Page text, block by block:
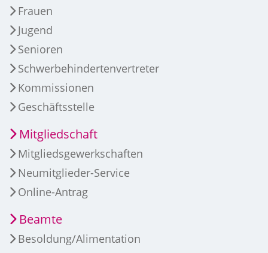
Frauen
Jugend
Senioren
Schwerbehindertenvertreter
Kommissionen
Geschäftsstelle
Mitgliedschaft
Mitgliedsgewerkschaften
Neumitglieder-Service
Online-Antrag
Beamte
Besoldung/Alimentation